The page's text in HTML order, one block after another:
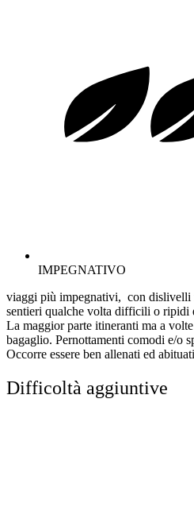
IMPEGNATIVO
viaggi più impegnativi, con dislivelli
sentieri qualche volta difficili o ripidi
La maggior parte itineranti ma a
bagaglio. Pernottamenti comodi e/o
Occorre essere ben allenati ed
Difficoltà aggiuntive